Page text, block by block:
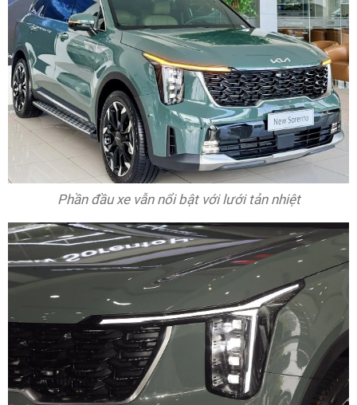
Phần đầu xe vẫn nổi bật với lưới tản nhiệt